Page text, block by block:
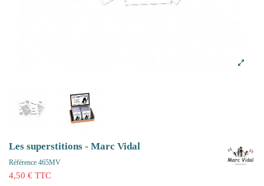
Les superstitions - Marc Vidal
Référence 465MV
4,50 € TTC